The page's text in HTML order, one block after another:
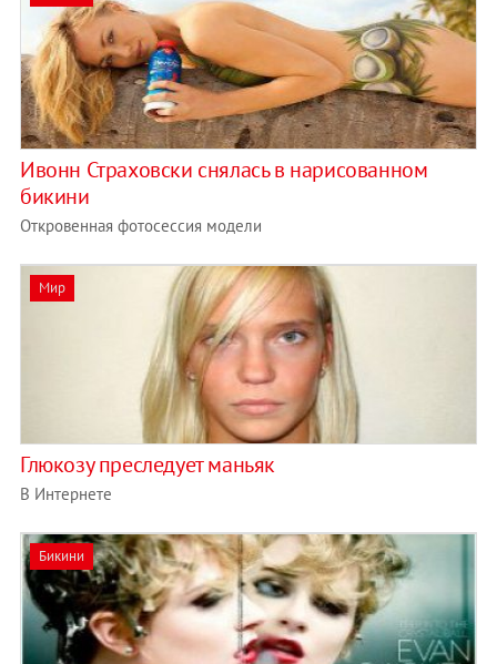
Ивонн Страховски снялась в нарисованном
бикини
Откровенная фотосессия модели
Мир
Глюкозу преследует маньяк
В Интернете
Бикини